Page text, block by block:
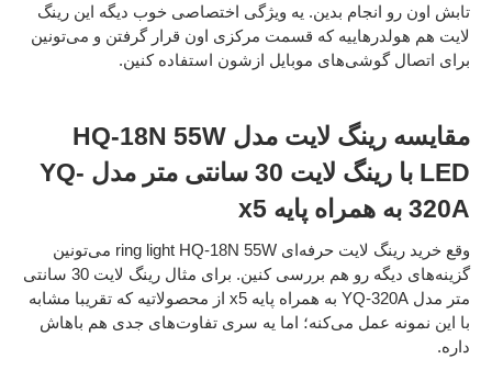
تابش اون رو انجام بدین. یه ویژگی اختصاصی خوب دیگه این رینگ
لایت هم هولدرهاییه که قسمت مرکزی اون قرار گرفتن و می‌تونین
برای اتصال گوشی‌های موبایل ازشون استفاده کنین.
مقایسه رینگ لایت مدل HQ-18N 55W
LED با رینگ لایت 30 سانتی متر مدل YQ-
320A به همراه پایه x5
وقع خرید رینگ لایت حرفه‌ای ring light HQ-18N 55W می‌تونین
گزینه‌های دیگه رو هم بررسی کنین. برای مثال
رینگ لایت 30 سانتی
متر مدل YQ-320A به همراه پایه x5
از محصولاتیه که تقریبا مشابه
با این نمونه عمل می‌کنه؛ اما یه سری تفاوت‌های جدی هم باهاش
داره.